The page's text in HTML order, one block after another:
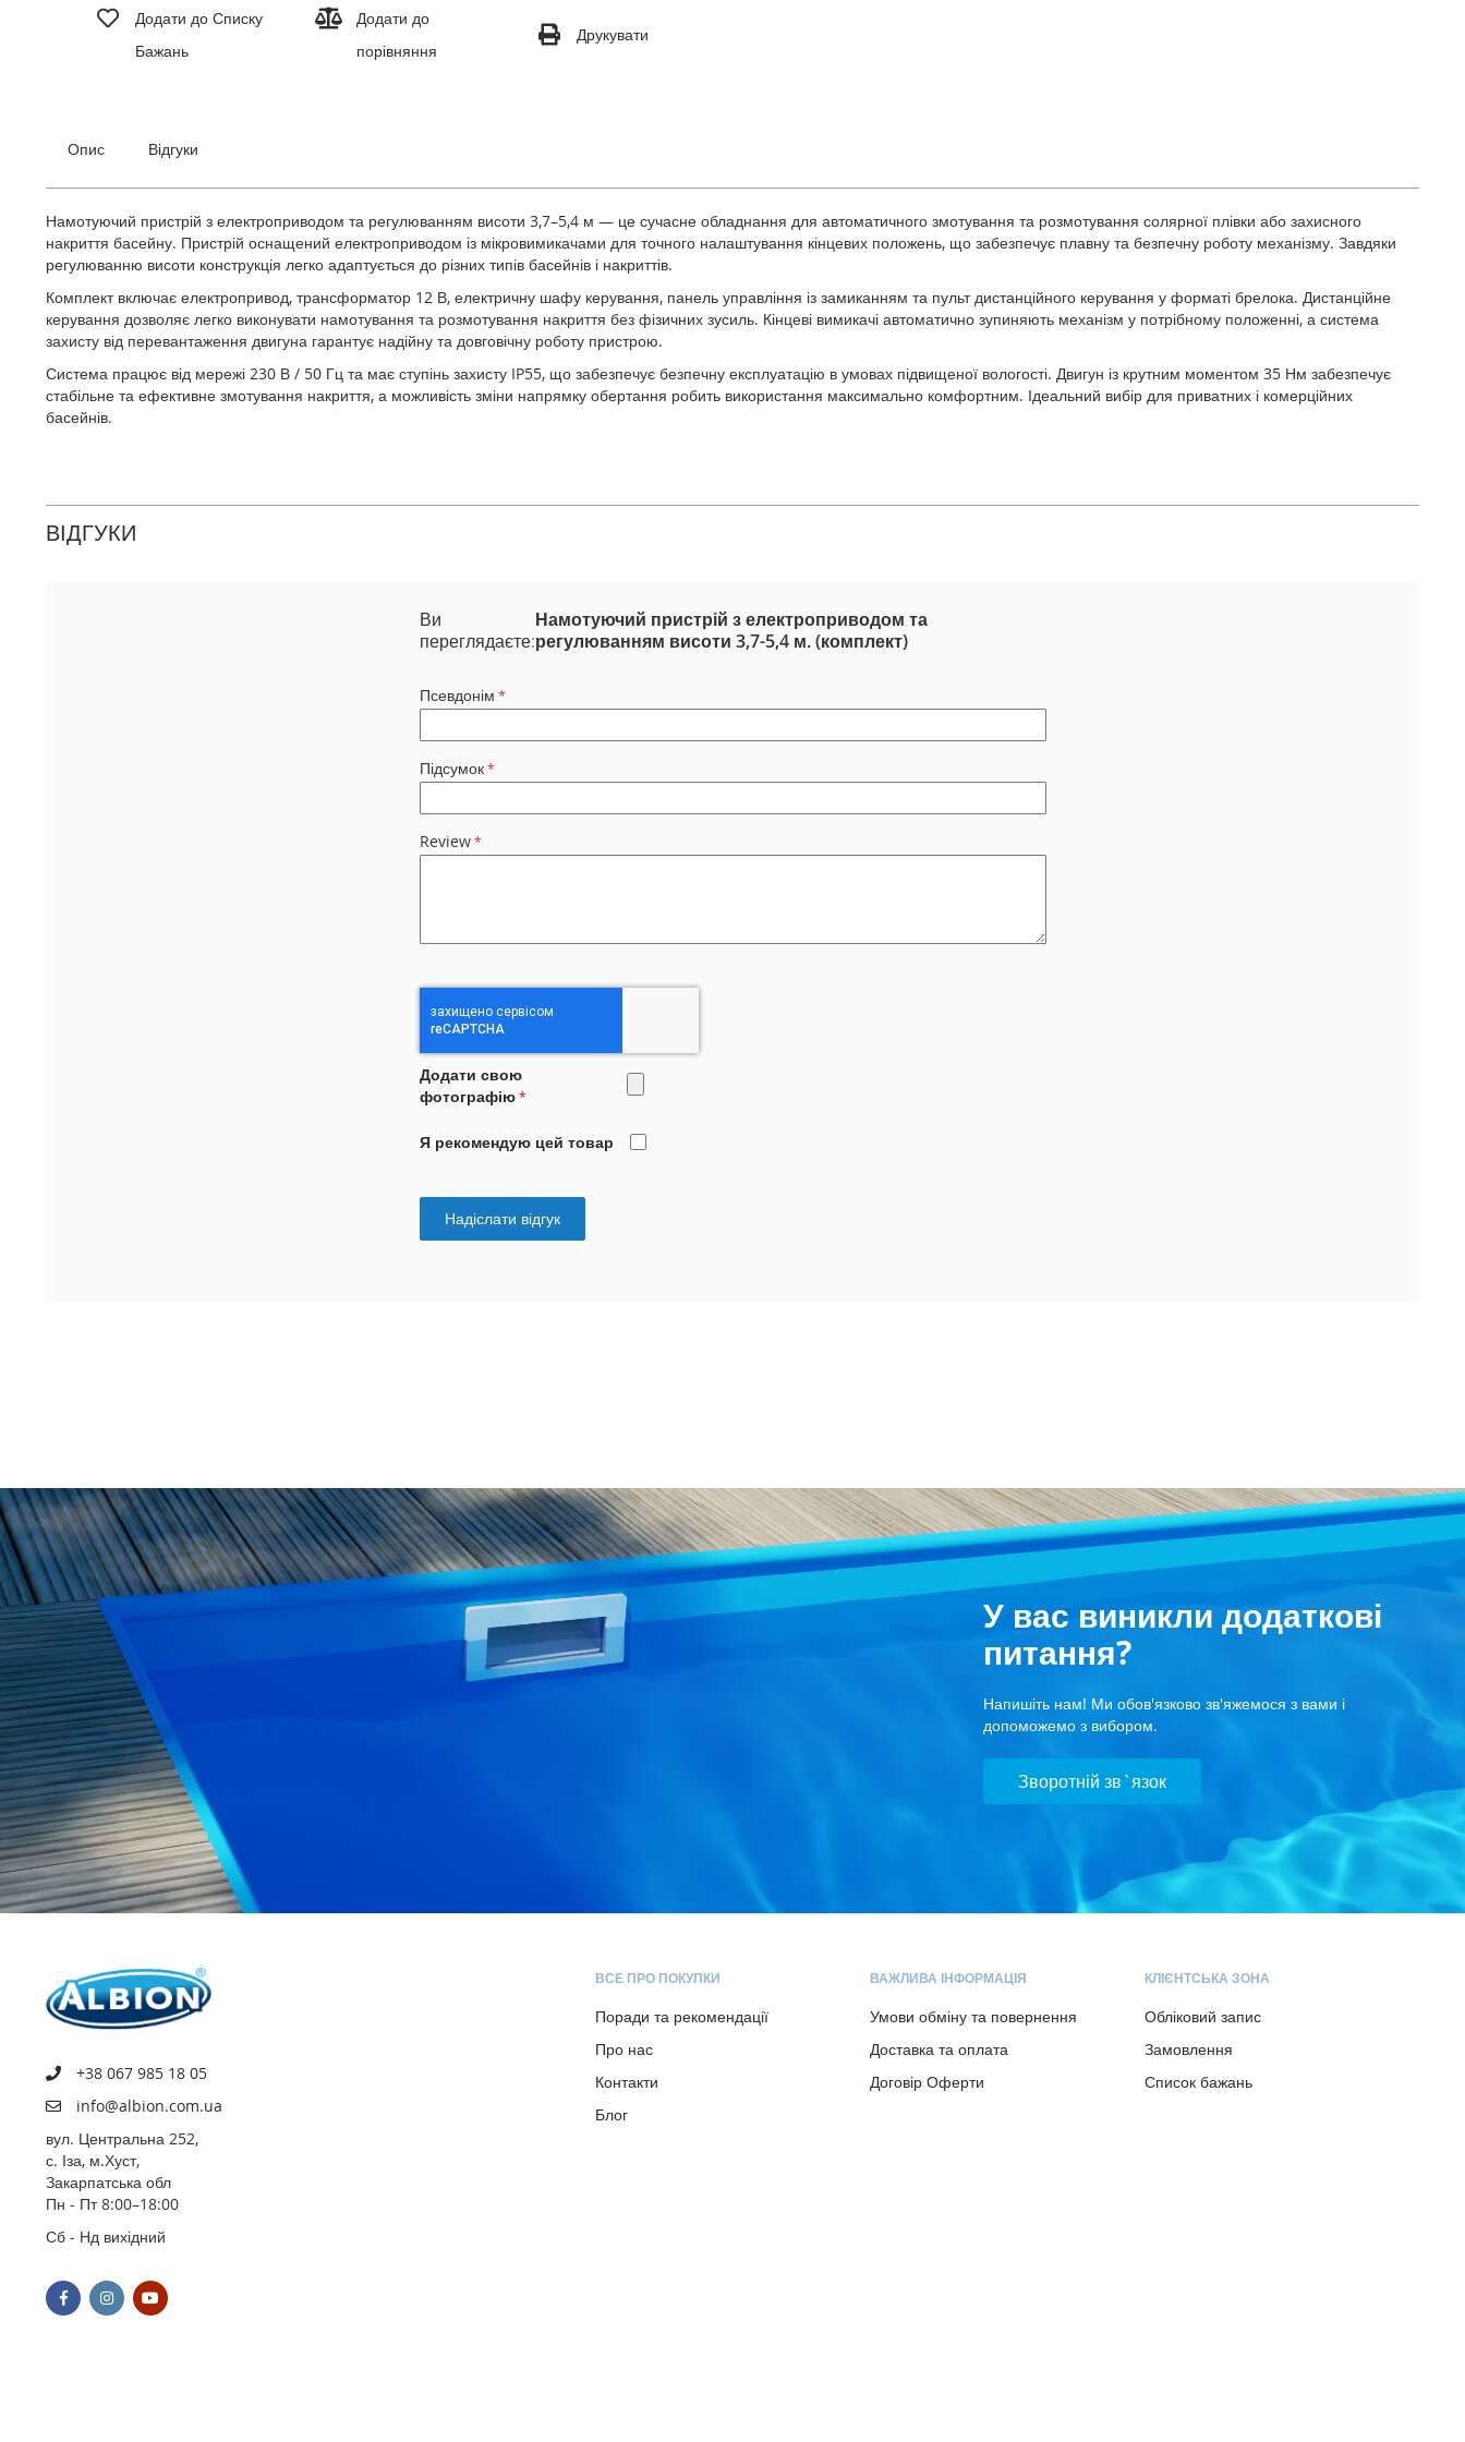
Додати до Списку
Бажань
Додати до
порівняння
Друкувати
Опис Відгуки
Намотуючий пристрій з електроприводом та регулюванням висоти 3,7–5,4 м — це сучасне обладнання для автоматичного змотування та розмотування солярної плівки або захисного
накриття басейну. Пристрій оснащений електроприводом із мікровимикачами для точного налаштування кінцевих положень, що забезпечує плавну та безпечну роботу механізму. Завдяки
регулюванню висоти конструкція легко адаптується до різних типів басейнів і накриттів.
Комплект включає електропривод, трансформатор 12 В, електричну шафу керування, панель управління із замиканням та пульт дистанційного керування у форматі брелока. Дистанційне
керування дозволяє легко виконувати намотування та розмотування накриття без фізичних зусиль. Кінцеві вимикачі автоматично зупиняють механізм у потрібному положенні, а система
захисту від перевантаження двигуна гарантує надійну та довговічну роботу пристрою.
Система працює від мережі 230 В / 50 Гц та має ступінь захисту IP55, що забезпечує безпечну експлуатацію в умовах підвищеної вологості. Двигун із крутним моментом 35 Нм забезпечує
стабільне та ефективне змотування накриття, а можливість зміни напрямку обертання робить використання максимально комфортним. Ідеальний вибір для приватних і комерційних
басейнів.
ВІДГУКИ
Ви
переглядаєте:
Намотуючий пристрій з електроприводом та
регулюванням висоти 3,7-5,4 м. (комплект)
Псевдонім
Підсумок
Review
Додати свою
фотографію
Я рекомендую цей товар
Надіслати відгук
У вас виникли додаткові
питання?
Напишіть нам! Ми обов'язково зв'яжемося з вами і
допоможемо з вибором.
Зворотній зв`язок
+38 067 985 18 05
info@albion.com.ua
вул. Центральна 252,
с. Іза, м.Хуст,
Закарпатська обл
Пн - Пт 8:00–18:00
Сб - Нд вихідний
ВСЕ ПРО ПОКУПКИ
Поради та рекомендації
Про нас
Контакти
Блог
ВАЖЛИВА ІНФОРМАЦІЯ
Умови обміну та повернення
Доставка та оплата
Договір Оферти
КЛІЄНТСЬКА ЗОНА
Обліковий запис
Замовлення
Список бажань